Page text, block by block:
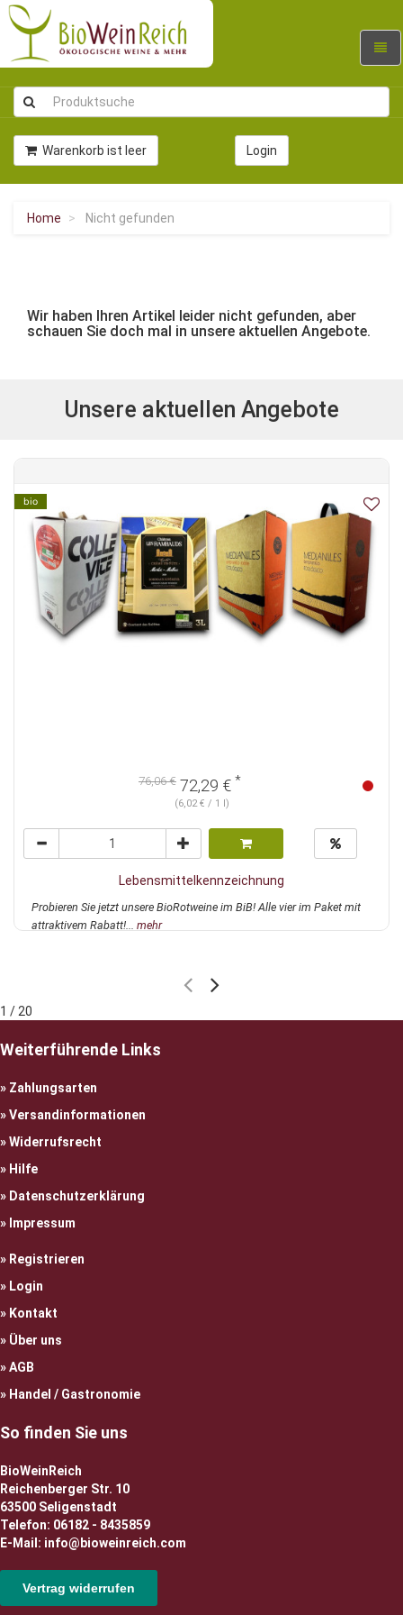
Warenkorb ist leer Login
Home Nicht gefunden
Wir haben Ihren Artikel leider nicht gefunden, aber
schauen Sie doch mal in unsere aktuellen Angebote.
Unsere aktuellen Angebote
bio
76,06 € 72,29 € *
(6,02 € / 1 l)
Lebensmittelkennzeichnung
Probieren Sie jetzt unsere BioRotweine im BiB! Alle vier im Paket mit
attraktivem Rabatt!... mehr
1 / 20
Weiterführende Links
Zahlungsarten
Versandinformationen
Widerrufsrecht
Hilfe
Datenschutzerklärung
Impressum
Registrieren
Login
Kontakt
Über uns
AGB
Handel / Gastronomie
So finden Sie uns
BioWeinReich
Reichenberger Str. 10
63500 Seligenstadt
Telefon: 06182 - 8435859
E-Mail: info@bioweinreich.com
Vertrag widerrufen